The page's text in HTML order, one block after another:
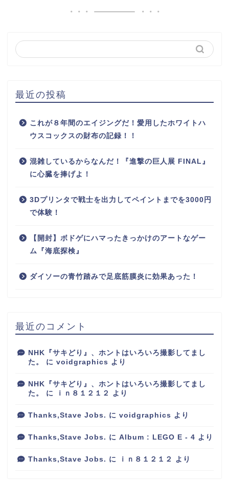
最近の投稿
これが８年間のエイジングだ！愛用したホワイトハ
ウスコックスの財布の記録！！
混雑しているからなんだ！『進撃の巨人展 FINAL』
に心臓を捧げよ！
3Dプリンタで戦士を出力してペイントまでを3000円
で体験！
【開封】ボドゲにハマったきっかけのアートなゲー
ム『海底探検』
ダイソーの青竹踏みで足底筋膜炎に効果あった！
最近のコメント
NHK『サキどり』、ホントはいろいろ撮影してまし
た。
に voidgraphics より
NHK『サキどり』、ホントはいろいろ撮影してまし
た。
に ｉｎ８１２１２ より
Thanks,Stave Jobs. に voidgraphics より
Thanks,Stave Jobs. に Album : LEGO E - 4 より
Thanks,Stave Jobs. に ｉｎ８１２１２ より